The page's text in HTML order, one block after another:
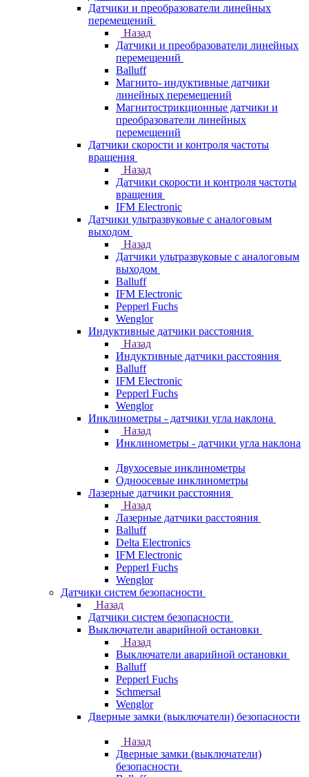
Датчики и преобразователи линейных
перемещений
Назад
Датчики и преобразователи линейных
перемещений
Balluff
Магнито- индуктивные датчики
линейных перемещений
Магнитострикционные датчики и
преобразователи линейных
перемещений
Датчики скорости и контроля частоты
вращения
Назад
Датчики скорости и контроля частоты
вращения
IFM Electronic
Датчики ультразвуковые с аналоговым
выходом
Назад
Датчики ультразвуковые с аналоговым
выходом
Balluff
IFM Electronic
Pepperl Fuchs
Wenglor
Индуктивные датчики расстояния
Назад
Индуктивные датчики расстояния
Balluff
IFM Electronic
Pepperl Fuchs
Wenglor
Инклинометры - датчики угла наклона
Назад
Инклинометры - датчики угла наклона
Двухосевые инклинометры
Одноосевые инклинометры
Лазерные датчики расстояния
Назад
Лазерные датчики расстояния
Balluff
Delta Electronics
IFM Electronic
Pepperl Fuchs
Wenglor
Датчики систем безопасности
Назад
Датчики систем безопасности
Выключатели аварийной остановки
Назад
Выключатели аварийной остановки
Balluff
Pepperl Fuchs
Schmersal
Wenglor
Дверные замки (выключатели) безопасности
Назад
Дверные замки (выключатели)
безопасности